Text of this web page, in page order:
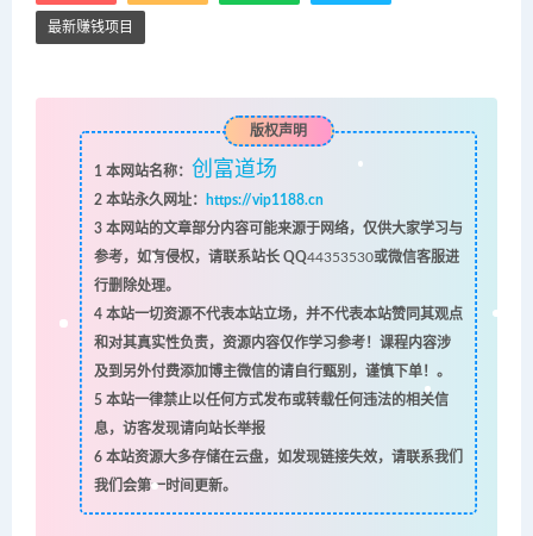
最新赚钱项目
版权声明
1 本网站名称： 创富道场
2本站永久网址：
https://vip1188.cn
3本网站的文章部分内容可能来源于网络，仅供大家学习与
参考，如有侵权，请联系站长 QQ44353530或微信客服进
行删除处理。
4本站一切资源不代表本站立场，并不代表本站赞同其观点
和对其真实性负责，资源内容仅作学习参考！课程内容涉
及到另外付费添加博主微信的请自行甄别，谨慎下单！。
5本站一律禁止以任何方式发布或转载任何违法的相关信
息，访客发现请向站长举报
6本站资源大多存储在云盘，如发现链接失效，请联系我们
我们会第一时间更新。